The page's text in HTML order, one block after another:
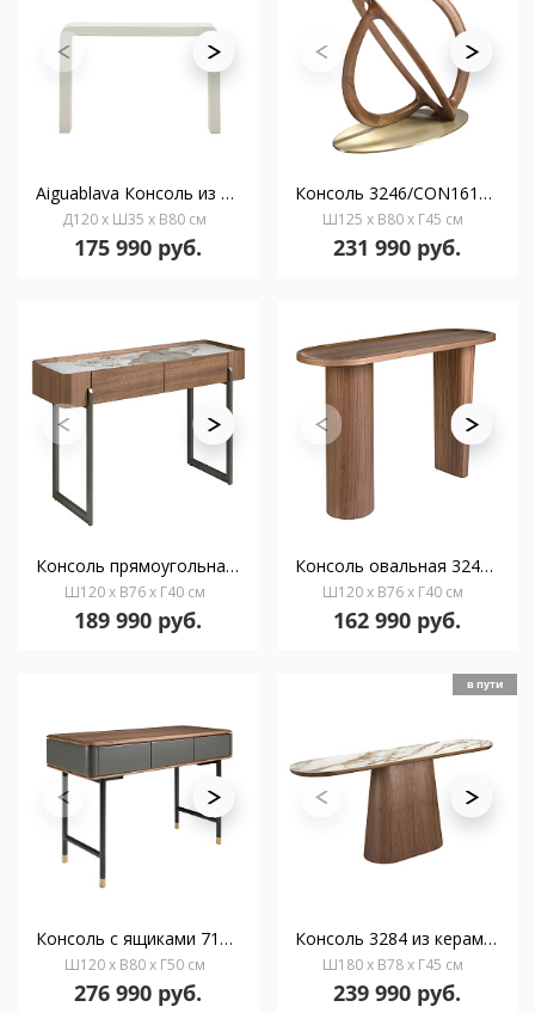
Aiguablava Консоль из белого цемента 120 x 80 см
Д120 x Ш35 x В80 см
175 990 руб.
Консоль 3246/CON16171 из закаленного стекла и ореха
Ш125 x В80 x Г45 см
231 990 руб.
Консоль прямоугольная 3254/437-X из ореха и керамики
Ш120 x В76 x Г40 см
189 990 руб.
Консоль овальная 3249/415-X из ореха
Ш120 x В76 x Г40 см
162 990 руб.
Консоль с ящиками 7171/CP2308DK из темно-серого дерева с ореховой столешницей
Ш120 x В80 x Г50 см
276 990 руб.
в пути
Консоль 3284 из керамики в мраморной отделке и ореха
Ш180 x В78 x Г45 см
239 990 руб.